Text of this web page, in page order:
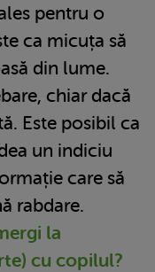
pentru o
ca micuța să
din lume.
chiar dacă
Este posibil ca
un indiciu
care să
rabdare.
la
cu copilul?